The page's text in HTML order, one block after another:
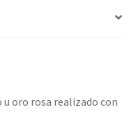
oro rosa realizado con